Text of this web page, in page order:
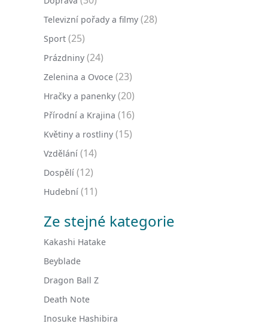
Televizní pořady a filmy (28)
Sport (25)
Prázdniny (24)
Zelenina a Ovoce (23)
Hračky a panenky (20)
Přírodní a Krajina (16)
Květiny a rostliny (15)
Vzdělání (14)
Dospělí (12)
Hudební (11)
Ze stejné kategorie
Kakashi Hatake
Beyblade
Dragon Ball Z
Death Note
Inosuke Hashibira